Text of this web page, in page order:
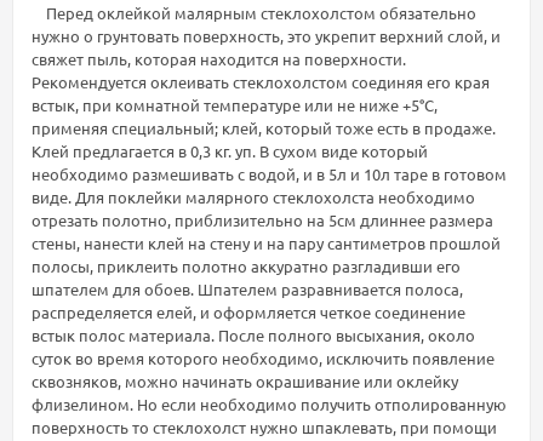
Перед оклейкой малярным стеклохолстом обязательно
нужно о грунтовать поверхность, это укрепит верхний слой, и
свяжет пыль, которая находится на поверхности.
Рекомендуется оклеивать стеклохолстом соединяя его края
встык, при комнатной температуре или не ниже +5°С,
применяя специальный; клей, который тоже есть в продаже.
Клей предлагается в 0,3 кг. уп. В сухом виде который
необходимо размешивать с водой, и в 5л и 10л таре в готовом
виде. Для поклейки малярного стеклохолста необходимо
отрезать полотно, приблизительно на 5см длиннее размера
стены, нанести клей на стену и на пару сантиметров прошлой
полосы, приклеить полотно аккуратно разгладивши его
шпателем для обоев. Шпателем разравнивается полоса,
распределяется елей, и оформляется четкое соединение
встык полос материала. После полного высыхания, около
суток во время которого необходимо, исключить появление
сквозняков, можно начинать окрашивание или оклейку
флизелином. Но если необходимо получить отполированную
поверхность то стеклохолст нужно шпаклевать, при помощи